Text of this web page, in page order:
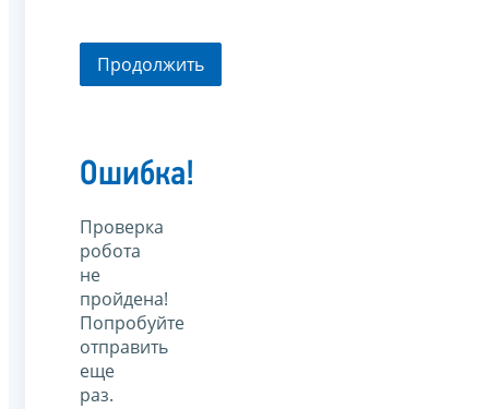
Продолжить
Ошибка!
Проверка
робота
не
пройдена!
Попробуйте
отправить
еще
раз.